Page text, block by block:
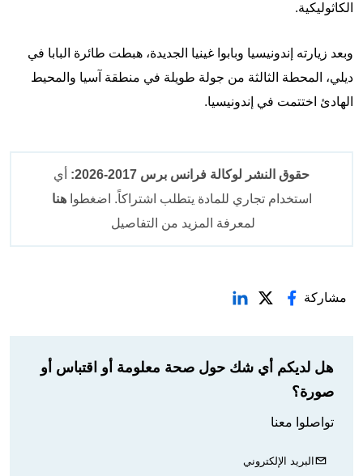
الكاثوليكية.
وبعد زيارته إندونيسيا وبابوا غينيا الجديدة، هبطت طائرة البابا في
ديلي، المحطة الثالثة من جولة طويلة في منطقة آسيا والمحيط
الهادئ اختتمت في إندونيسيا.
حقوق النشر لوكالة فرانس برس 2017-2026:
أي
استخدام تجاري للمادة يتطلب اشتراكاً. اضغطواهنا
لمعرفة المزيد من التفاصيل
مشاركة
هل لديكم أي شك حول صحة معلومة أو اقتباس أو
صورة؟
تواصلوا معنا
البريد الإلكتروني